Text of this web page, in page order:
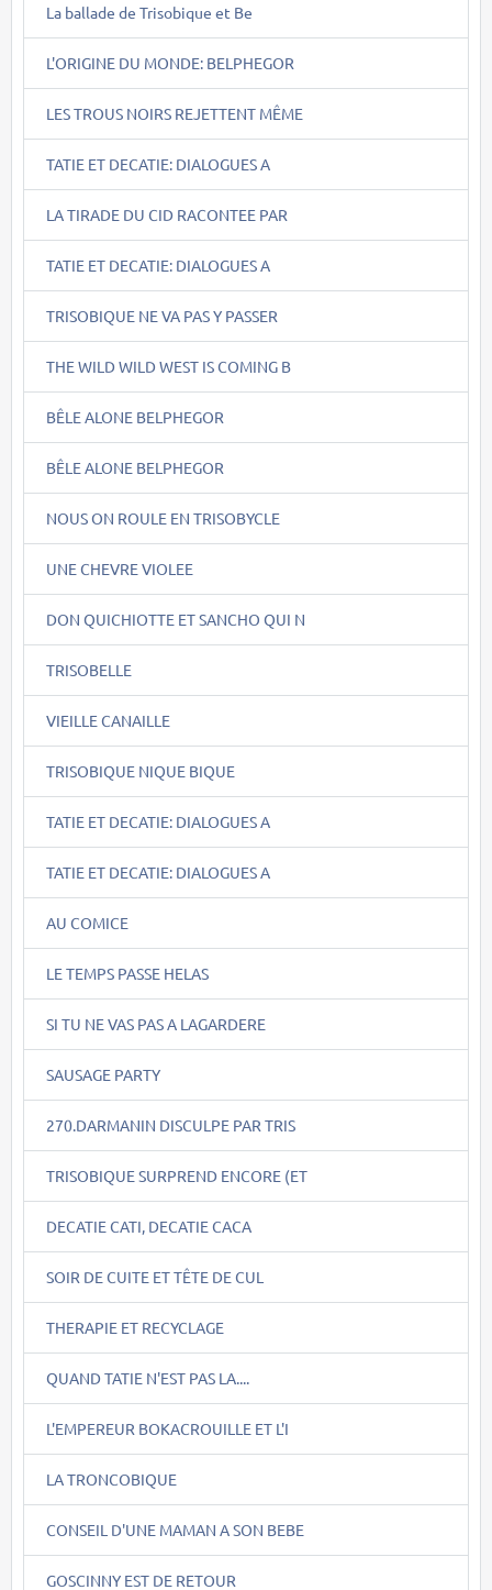
La ballade de Trisobique et Be
L'ORIGINE DU MONDE: BELPHEGOR
LES TROUS NOIRS REJETTENT MÊME
TATIE ET DECATIE: DIALOGUES A
LA TIRADE DU CID RACONTEE PAR
TATIE ET DECATIE: DIALOGUES A
TRISOBIQUE NE VA PAS Y PASSER
THE WILD WILD WEST IS COMING B
BÊLE ALONE BELPHEGOR
BÊLE ALONE BELPHEGOR
NOUS ON ROULE EN TRISOBYCLE
UNE CHEVRE VIOLEE
DON QUICHIOTTE ET SANCHO QUI N
TRISOBELLE
VIEILLE CANAILLE
TRISOBIQUE NIQUE BIQUE
TATIE ET DECATIE: DIALOGUES A
TATIE ET DECATIE: DIALOGUES A
AU COMICE
LE TEMPS PASSE HELAS
SI TU NE VAS PAS A LAGARDERE
SAUSAGE PARTY
270.DARMANIN DISCULPE PAR TRIS
TRISOBIQUE SURPREND ENCORE (ET
DECATIE CATI, DECATIE CACA
SOIR DE CUITE ET TÊTE DE CUL
THERAPIE ET RECYCLAGE
QUAND TATIE N'EST PAS LA....
L'EMPEREUR BOKACROUILLE ET L'I
LA TRONCOBIQUE
CONSEIL D'UNE MAMAN A SON BEBE
GOSCINNY EST DE RETOUR